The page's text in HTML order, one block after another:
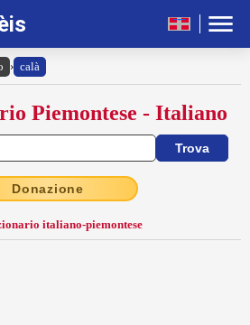
› calà
Piemontese - Italiano
Donazione
italiano-piemontese